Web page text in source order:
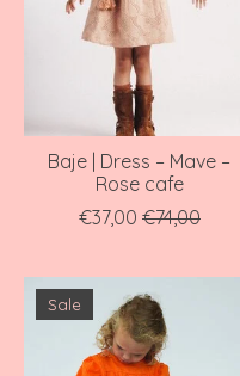
Baje | Dress – Mave –
Rose cafe
€37,00 €74,00
Sale